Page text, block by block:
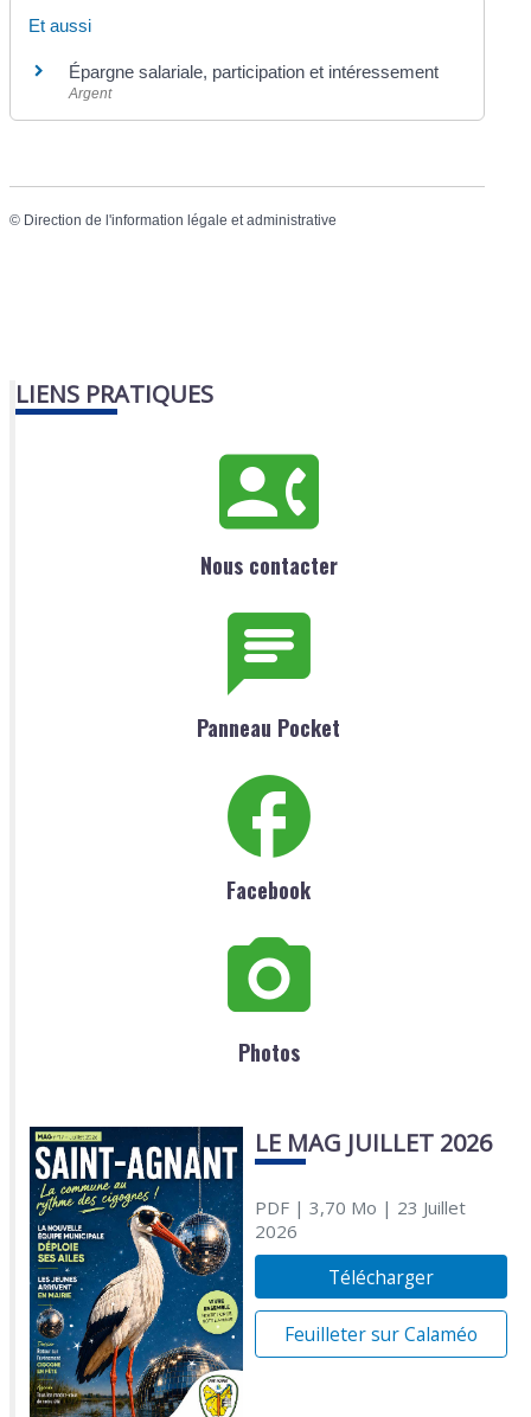
Et aussi
Épargne salariale, participation et intéressement
Argent
© Direction de l'information légale et administrative
LIENS PRATIQUES
Nous contacter
Panneau Pocket
Facebook
Photos
LE MAG JUILLET 2026
PDF| 3,70 Mo | 23 Juillet
2026
Télécharger
Feuilleter sur Calaméo